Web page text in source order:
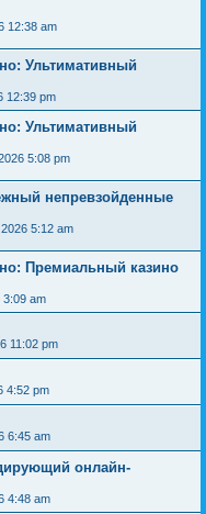
12:38 am
Ультимативный
12:39 pm
Ультимативный
5:08 pm
непревзойденные
5:12 am
Премиальный казино
3:09 am
11:02 pm
4:52 pm
6:45 am
онлайн-
4:48 am